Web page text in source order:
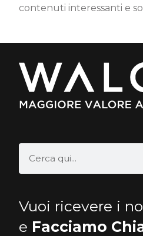
contenuti interessanti e
Vuoi ricevere i
e Facciamo